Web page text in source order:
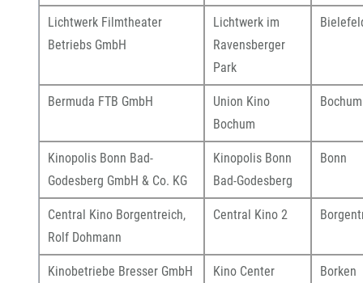
Lichtwerk Filmtheater
Betriebs GmbH
Lichtwerk im
Ravensberger
Park
Bermuda FTB GmbH
Union Kino
Bochum
Bochum
Kinopolis Bonn Bad-
Godesberg GmbH & Co. KG
Kinopolis Bonn
Bad-Godesberg
Bonn
Central Kino Borgentreich,
Rolf Dohmann
Central Kino 2
Kinobetriebe Bresser GmbH
Kino Center
Borken